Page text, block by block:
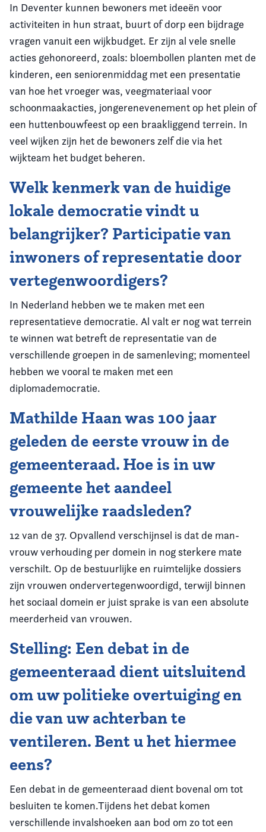
In Deventer kunnen bewoners met ideeën voor
activiteiten in hun straat, buurt of dorp een bijdrage
vragen vanuit een wijkbudget. Er zijn al vele snelle
acties gehonoreerd, zoals: bloembollen planten met de
kinderen, een seniorenmiddag met een presentatie
van hoe het vroeger was, veegmateriaal voor
schoonmaakacties, jongerenevenement op het plein of
een huttenbouwfeest op een braakliggend terrein. In
veel wijken zijn het de bewoners zelf die via het
wijkteam het budget beheren.
Welk kenmerk van de huidige
lokale democratie vindt u
belangrijker? Participatie van
inwoners of representatie door
vertegenwoordigers?
In Nederland hebben we te maken met een
representatieve democratie. Al valt er nog wat terrein
te winnen wat betreft de representatie van de
verschillende groepen in de samenleving; momenteel
hebben we vooral te maken met een
diplomademocratie.
Mathilde Haan was 100 jaar
geleden de eerste vrouw in de
gemeenteraad. Hoe is in uw
gemeente het aandeel
vrouwelijke raadsleden?
12 van de 37. Opvallend verschijnsel is dat de man-
vrouw verhouding per domein in nog sterkere mate
verschilt. Op de bestuurlijke en ruimtelijke dossiers
zijn vrouwen ondervertegenwoordigd, terwijl binnen
het sociaal domein er juist sprake is van een absolute
meerderheid van vrouwen.
Stelling: Een debat in de
gemeenteraad dient uitsluitend
om uw politieke overtuiging en
die van uw achterban te
ventileren. Bent u het hiermee
eens?
Een debat in de gemeenteraad dient bovenal om tot
besluiten te komen.Tijdens het debat komen
verschillende invalshoeken aan bod om zo tot een